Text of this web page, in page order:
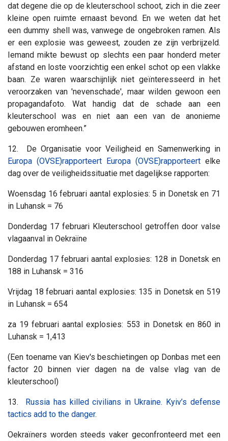
dat degene die op de kleuterschool schoot, zich in die zeer
kleine open ruimte ernaast bevond. En we weten dat het
een dummy shell was, vanwege de ongebroken ramen. Als
er een explosie was geweest, zouden ze zijn verbrijzeld.
Iemand mikte bewust op slechts een paar honderd meter
afstand en loste voorzichtig een enkel schot op een vlakke
baan. Ze waren waarschijnlijk niet geïnteresseerd in het
veroorzaken van 'nevenschade', maar wilden gewoon een
propagandafoto. Wat handig dat de schade aan een
kleuterschool was en niet aan een van de anonieme
gebouwen eromheen.”
12. De Organisatie voor Veiligheid en Samenwerking in
Europa (OVSE)rapporteert Europa (OVSE)rapporteert elke
dag over de veiligheidssituatie met dagelijkse rapporten:
Woensdag 16 februari aantal explosies: 5 in Donetsk en 71
in Luhansk = 76
Donderdag 17 februari Kleuterschool getroffen door valse
vlagaanval in Oekraïne
Donderdag 17 februari aantal explosies: 128 in Donetsk en
188 in Luhansk = 316
Vrijdag 18 februari aantal explosies: 135 in Donetsk en 519
in Luhansk = 654
za 19 februari aantal explosies: 553 in Donetsk en 860 in
Luhansk = 1,413
(Een toename van Kiev's beschietingen op Donbas met een
factor 20 binnen vier dagen na de valse vlag van de
kleuterschool)
13. Russia has killed civilians in Ukraine. Kyiv’s defense
tactics add to the danger.
Oekraïners worden steeds vaker geconfronteerd met een